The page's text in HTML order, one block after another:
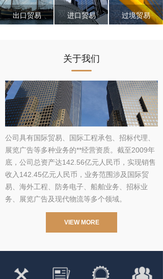
双击此处添
加文字
双击此处添
加文字
进口贸易
出口贸易 过境贸易
VIEW MORE
公司具有国际贸易、国际工程承包、招标代理、
展览广告等多种业务的**经营资质。截至2009年
底，公司总资产达142.56亿元人民币，实现销售
收入142.45亿元人民币，业务范围涉及国际贸
易、海外工程、防务电子、船舶业务、招标业
务、展览广告及现代物流等多个领域。
关于我们